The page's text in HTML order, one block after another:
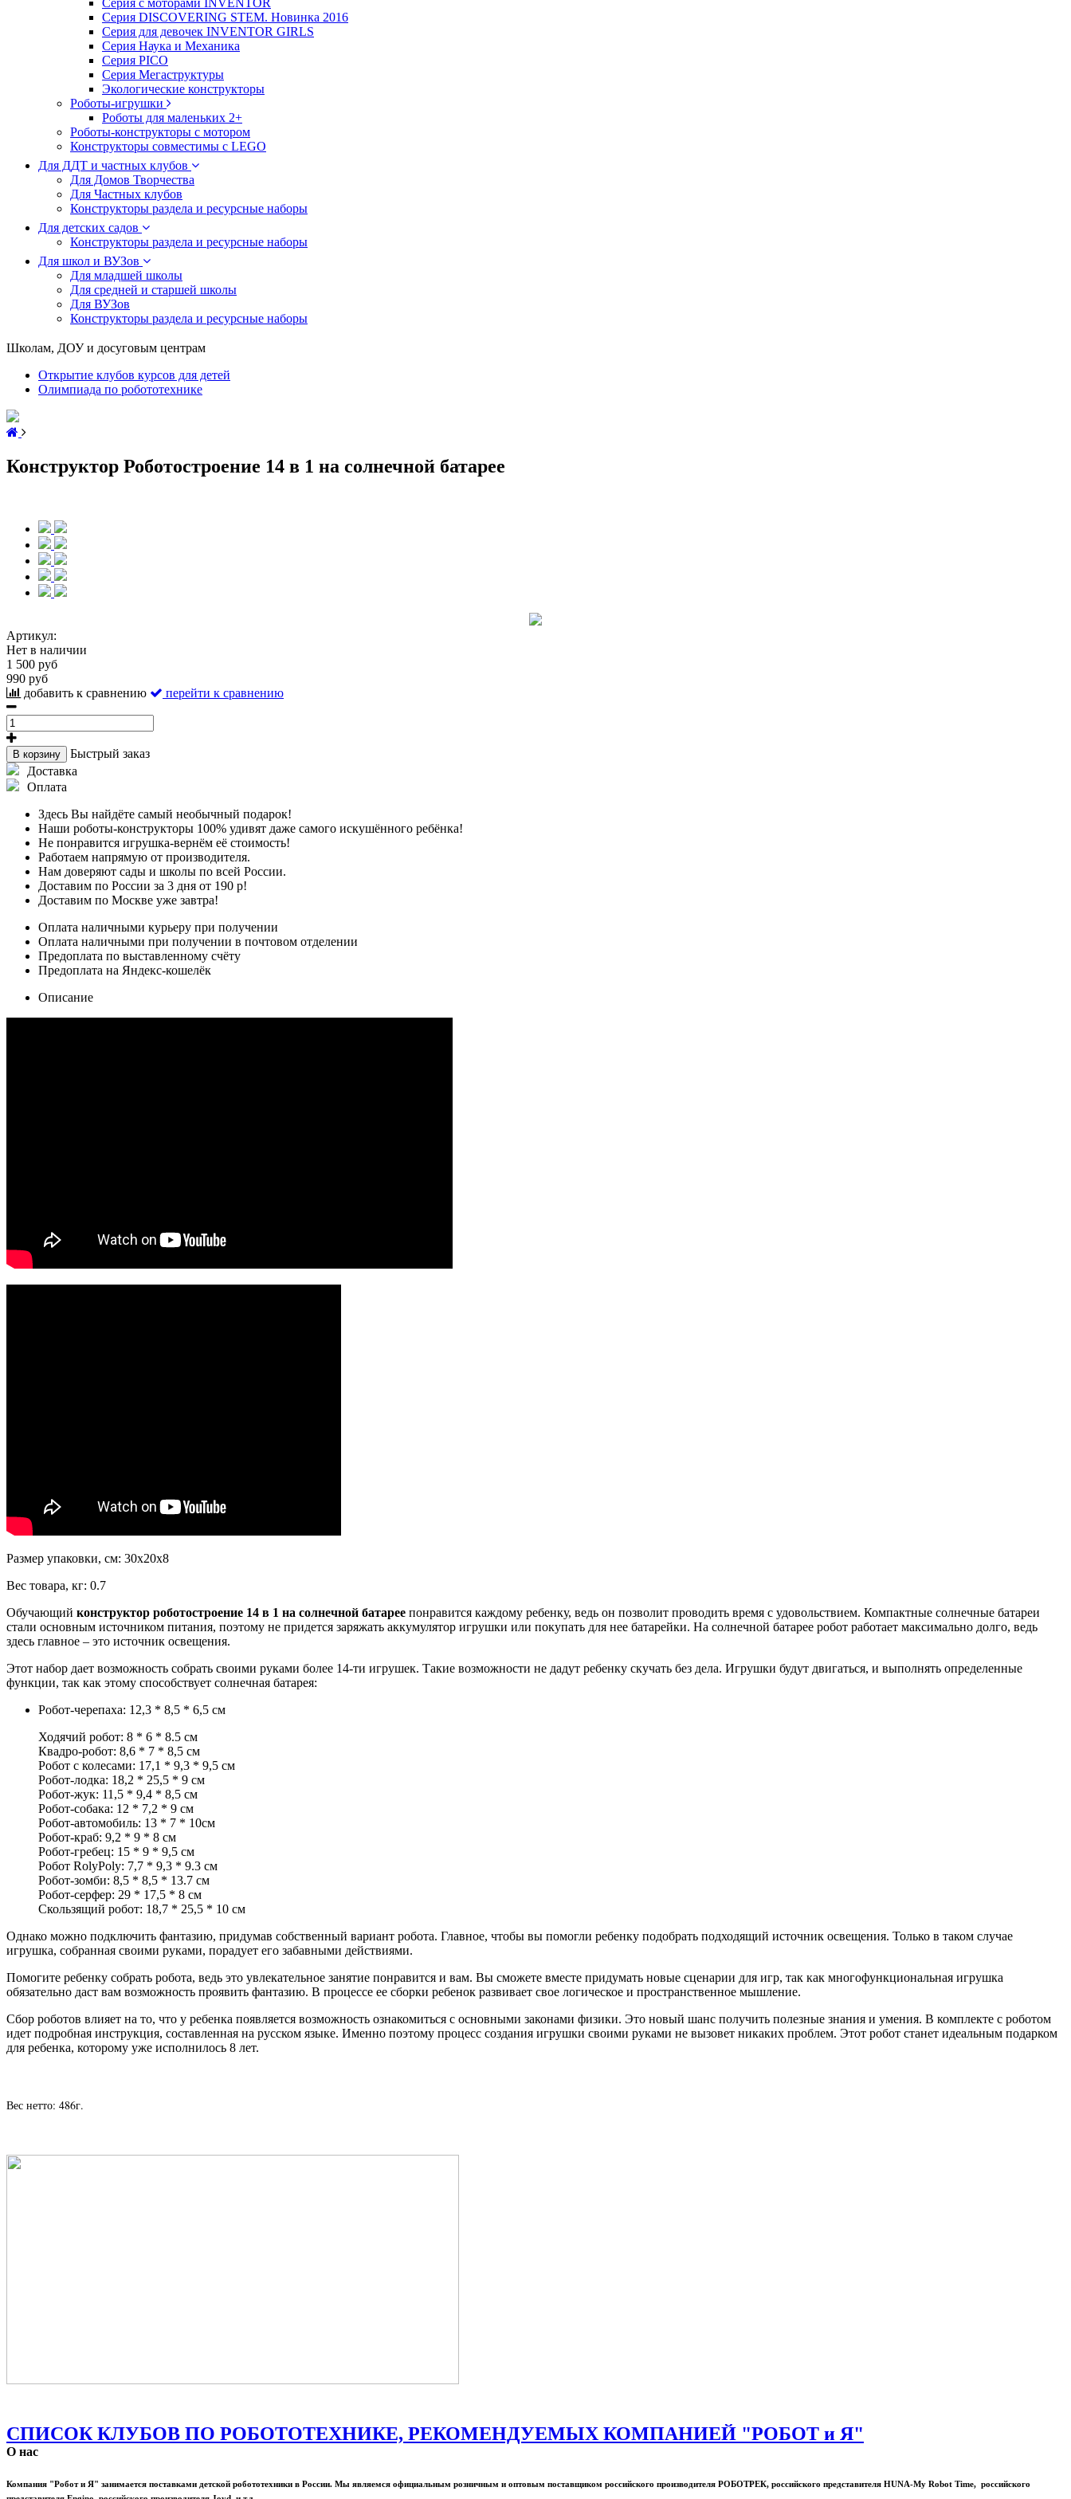
Серия с моторами INVENTOR
Серия DISCOVERING STEM. Новинка 2016
Серия для девочек INVENTOR GIRLS
Серия Наука и Механика
Серия PICO
Серия Мегаструктуры
Экологические конструкторы
Роботы-игрушки
Роботы для маленьких 2+
Роботы-конструкторы с мотором
Конструкторы совместимы с LEGO
Для ДДТ и частных клубов
Для Домов Творчества
Для Частных клубов
Конструкторы раздела и ресурсные наборы
Для детских садов
Конструкторы раздела и ресурсные наборы
Для школ и ВУЗов
Для младшей школы
Для средней и старшей школы
Для ВУЗов
Конструкторы раздела и ресурсные наборы
Школам, ДОУ и досуговым центрам
Открытие клубов курсов для детей
Олимпиада по робототехнике
Конструктор Роботостроение 14 в 1 на солнечной батарее
Артикул:
Нет в наличии
1 500 руб
990 руб
добавить к сравнению
перейти к сравнению
В корзину
Быстрый заказ
Доставка
Оплата
Здесь Вы найдёте самый необычный подарок!
Наши роботы-конструкторы 100% удивят даже самого искушённого ребёнка!
Не понравится игрушка-вернём её стоимость!
Работаем напрямую от производителя.
Нам доверяют сады и школы по всей России.
Доставим по России за 3 дня от 190 р!
Доставим по Москве уже завтра!
Оплата наличными курьеру при получении
Оплата наличными при получении в почтовом отделении
Предоплата по выставленному счёту
Предоплата на Яндекс-кошелёк
Описание
Размер упаковки, см: 30х20х8
Вес товара, кг: 0.7
Обучающий конструктор роботостроение 14 в 1 на солнечной батарее понравится каждому ребенку, ведь он позволит проводить время с удовольствием. Компактные солнечные батареи
стали основным источником питания, поэтому не придется заряжать аккумулятор игрушки или покупать для нее батарейки. На солнечной батарее робот работает максимально долго, ведь
здесь главное – это источник освещения.
Этот набор дает возможность собрать своими руками более 14-ти игрушек. Такие возможности не дадут ребенку скучать без дела. Игрушки будут двигаться, и выполнять определенные
функции, так как этому способствует солнечная батарея:
Робот-черепаха: 12,3 * 8,5 * 6,5 см
Ходячий робот: 8 * 6 * 8.5 см
Квадро-робот: 8,6 * 7 * 8,5 см
Робот с колесами: 17,1 * 9,3 * 9,5 см
Робот-лодка: 18,2 * 25,5 * 9 см
Робот-жук: 11,5 * 9,4 * 8,5 см
Робот-собака: 12 * 7,2 * 9 см
Робот-автомобиль: 13 * 7 * 10см
Робот-краб: 9,2 * 9 * 8 см
Робот-гребец: 15 * 9 * 9,5 см
Робот RolyPoly: 7,7 * 9,3 * 9.3 см
Робот-зомби: 8,5 * 8,5 * 13.7 см
Робот-серфер: 29 * 17,5 * 8 см
Скользящий робот: 18,7 * 25,5 * 10 см
Однако можно подключить фантазию, придумав собственный вариант робота. Главное, чтобы вы помогли ребенку подобрать подходящий источник освещения. Только в таком случае
игрушка, собранная своими руками, порадует его забавными действиями.
Помогите ребенку собрать робота, ведь это увлекательное занятие понравится и вам. Вы сможете вместе придумать новые сценарии для игр, так как многофункциональная игрушка
обязательно даст вам возможность проявить фантазию. В процессе ее сборки ребенок развивает свое логическое и пространственное мышление.
Сбор роботов влияет на то, что у ребенка появляется возможность ознакомиться с основными законами физики. Это новый шанс получить полезные знания и умения. В комплекте с роботом
идет подробная инструкция, составленная на русском языке. Именно поэтому процесс создания игрушки своими руками не вызовет никаких проблем. Этот робот станет идеальным подарком
для ребенка, которому уже исполнилось 8 лет.
Вес нетто: 486г.
СПИСОК КЛУБОВ ПО РОБОТОТЕХНИКЕ, РЕКОМЕНДУЕМЫХ КОМПАНИЕЙ "РОБОТ и Я"
О нас
Компания "Робот и Я" занимается поставками детской робототехники в России. Мы являемся официальным розничным и оптовым поставщиком российского производителя РОБОТРЕК, российского представителя HUNA-My Robot Time, российского